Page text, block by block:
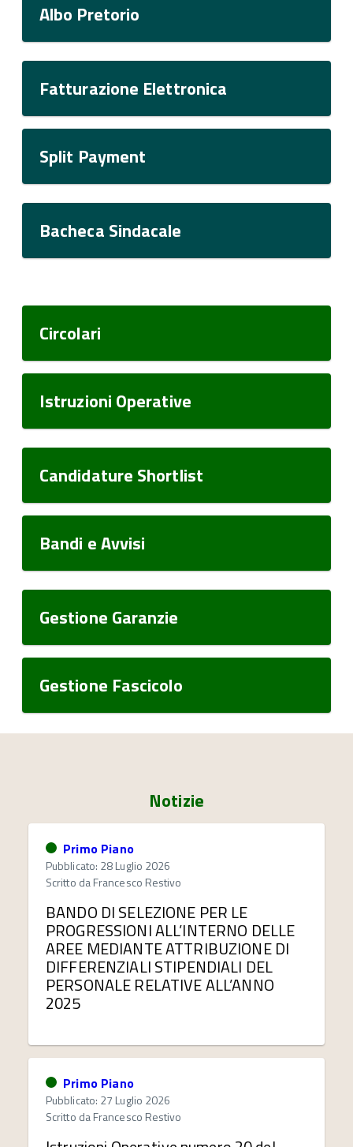
Albo Pretorio
Fatturazione Elettronica
Split Payment
Bacheca Sindacale
Circolari
Istruzioni Operative
Candidature Shortlist
Bandi e Avvisi
Gestione Garanzie
Gestione Fascicolo
Notizie
Primo Piano
Pubblicato: 28 Luglio 2026
Scritto daFrancesco Restivo
BANDO DI SELEZIONE PER LE
PROGRESSIONI ALL’INTERNO DELLE
AREE MEDIANTE ATTRIBUZIONE DI
DIFFERENZIALI STIPENDIALI DEL
PERSONALE RELATIVE ALL’ANNO
2025
Primo Piano
Pubblicato: 27 Luglio 2026
Scritto daFrancesco Restivo